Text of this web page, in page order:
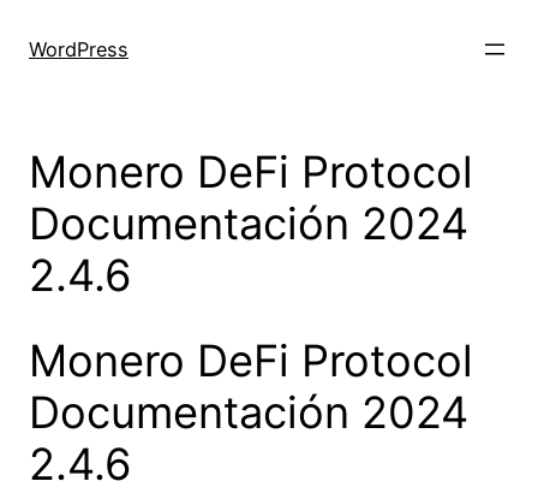
WordPress
Monero DeFi Protocol
Documentación 2024
2.4.6
Monero DeFi Protocol
Documentación 2024
2.4.6